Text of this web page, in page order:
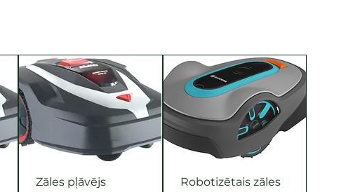
Zāles pļāvējs
Robotizētais zāles